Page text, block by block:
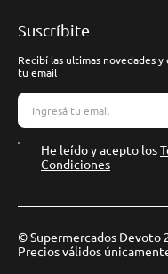
Suscríbite
Recibí las ultimas novedades
tu email
He leído y acepto los
Condiciones
© Supermercados Devoto
Precios válidos